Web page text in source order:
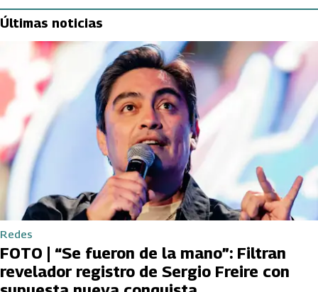
Últimas noticias
Redes
FOTO | “Se fueron de la mano”: Filtran
revelador registro de Sergio Freire con